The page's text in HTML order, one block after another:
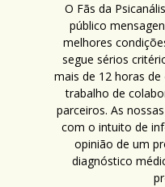
O Fãs da
público
melhores
segue sérios
mais de 12 horas
trabalho de
parceiros. As
com o intuito de
opinião de um
diagnóstico